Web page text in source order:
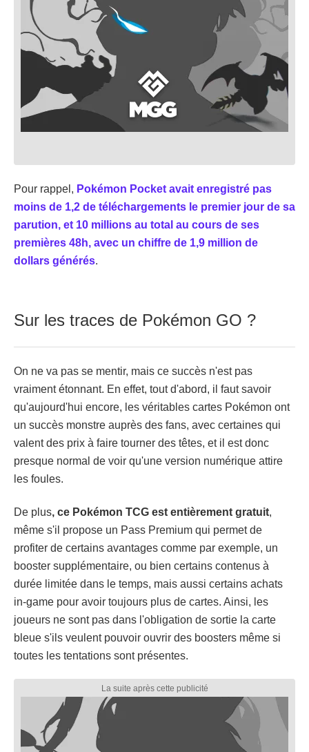
Pour rappel, Pokémon Pocket avait enregistré pas
moins de 1,2 de téléchargements le premier jour de sa
parution, et 10 millions au total au cours de ses
premières 48h, avec un chiffre de 1,9 million de
dollars générés.
Sur les traces de Pokémon GO ?
On ne va pas se mentir, mais ce succès n'est pas
vraiment étonnant. En effet, tout d'abord, il faut savoir
qu'aujourd'hui encore, les véritables cartes Pokémon ont
un succès monstre auprès des fans, avec certaines qui
valent des prix à faire tourner des têtes, et il est donc
presque normal de voir qu'une version numérique attire
les foules.
De plus, ce Pokémon TCG est entièrement gratuit,
même s'il propose un Pass Premium qui permet de
profiter de certains avantages comme par exemple, un
booster supplémentaire, ou bien certains contenus à
durée limitée dans le temps, mais aussi certains achats
in-game pour avoir toujours plus de cartes. Ainsi, les
joueurs ne sont pas dans l'obligation de sortie la carte
bleue s'ils veulent pouvoir ouvrir des boosters même si
toutes les tentations sont présentes.